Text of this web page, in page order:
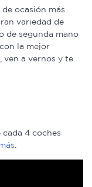
ocasión más
variedad de
de segunda mano
la mejor
ven a vernos y te
4 coches
.